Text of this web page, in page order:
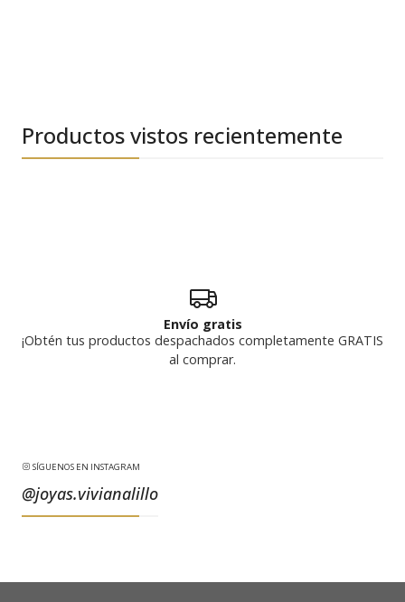
Productos vistos recientemente
Envío gratis
¡Obtén tus productos despachados completamente GRATIS
al comprar.
SÍGUENOS EN INSTAGRAM
@joyas.vivianalillo